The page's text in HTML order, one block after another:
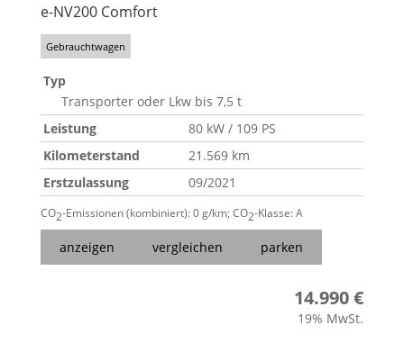
e-NV200 Comfort
Gebrauchtwagen
Typ
Transporter oder Lkw bis 7,5 t
Leistung
80 kW / 109 PS
Kilometerstand
21.569 km
Erstzulassung
09/2021
CO2-Emissionen (kombiniert):0 g/km;CO2-Klasse:A
anzeigen vergleichen parken
14.990 €
19% MwSt.